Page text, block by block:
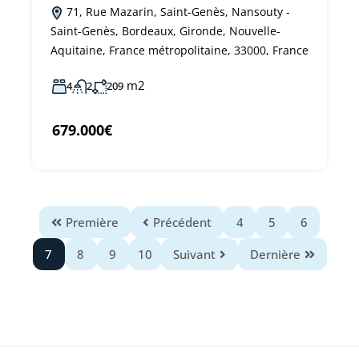
71, Rue Mazarin, Saint-Genès, Nansouty -
Saint-Genès, Bordeaux, Gironde, Nouvelle-
Aquitaine, France métropolitaine, 33000, France
4 2 209 m2
679.000€
Première Précédent 4 5
6
7
8 9 10 Suivant Dernière